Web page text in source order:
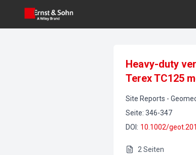
Heavy-duty
Terex TC125
Site Reports -
Seite: 346-347
DOI : 10.1002/
2 Seiten